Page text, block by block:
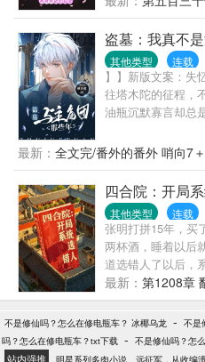
貌出尘的F1，高冷
稳腹黑的F4？又或
F6，以及疯魔病态
进他们的囚笼。女
在上的施舍，却又
正寝前，她许愿自
在一起。——系统
情，小声口嗨：死
跟主系统打了一架
于是，简妤发现女
偷窥，频繁收到阴
至是代表贵族最高
迷不悟的男主们，
把她推出去后，躲
盗墓：我真不
其他类型 连载
】】新版文案：失
往塔木陀的征程
油瓶沉默寡言却总
奇奇怪怪的。戴着
情。廖星火发现……
全。旧版文案：廖
有记忆，据说把他
塔木陀。所有要去
为什么他也深陷其
最新： 全文完/番外的番外 哨向7
四合院：开局
其他类型 连载
张明打拼15年，买
两杯酒，睡着以后
道选错人了以后，
界当中，看张明如
最新： 第1208章
不是修仙吗？怎么在修电瓶车？ 冰椰乌龙 - 不是
吗？怎么在修电瓶车？txt下载 - 不是修仙吗？怎
站内强推 明星系列多肉小说 远征军，从收编